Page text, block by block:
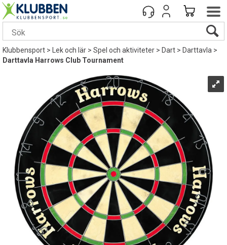
Klubbensport> Lek och lär>Spel och aktiviteter>Dart>Darttavla>
Darttavla Harrows Club Tournament